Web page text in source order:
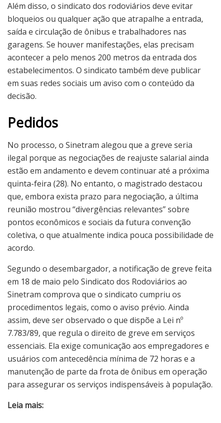
Além disso, o sindicato dos rodoviários deve evitar
bloqueios ou qualquer ação que atrapalhe a entrada,
saída e circulação de ônibus e trabalhadores nas
garagens. Se houver manifestações, elas precisam
acontecer a pelo menos 200 metros da entrada dos
estabelecimentos. O sindicato também deve publicar
em suas redes sociais um aviso com o conteúdo da
decisão.
Pedidos
No processo, o Sinetram alegou que a greve seria
ilegal porque as negociações de reajuste salarial ainda
estão em andamento e devem continuar até a próxima
quinta-feira (28). No entanto, o magistrado destacou
que, embora exista prazo para negociação, a última
reunião mostrou “divergências relevantes” sobre
pontos econômicos e sociais da futura convenção
coletiva, o que atualmente indica pouca possibilidade de
acordo.
Segundo o desembargador, a notificação de greve feita
em 18 de maio pelo Sindicato dos Rodoviários ao
Sinetram comprova que o sindicato cumpriu os
procedimentos legais, como o aviso prévio. Ainda
assim, deve ser observado o que dispõe a Lei nº
7.783/89, que regula o direito de greve em serviços
essenciais. Ela exige comunicação aos empregadores e
usuários com antecedência mínima de 72 horas e a
manutenção de parte da frota de ônibus em operação
para assegurar os serviços indispensáveis à população.
Leia mais: